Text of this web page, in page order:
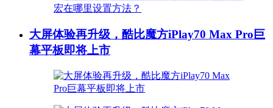
大屏体验再升级，酷比魔方iPlay70 Max Pro巨
幕平板即将上市